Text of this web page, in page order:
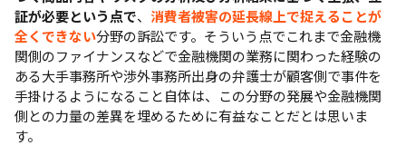
証が必要という点で、 消費者被害の延長線上で捉えることが
全くできない分野の訴訟です。そういう点でこれまで金融機
関側のファイナンスなどで金融機関の業務に関わった経験の
ある大手事務所や渉外事務所出身の弁護士が顧客側で事件を
手掛けるようになること自体は、この分野の発展や金融機関
側との力量の差異を埋めるために有益なことだとは思いま
す。